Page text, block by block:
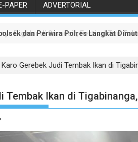
PAPER ADVERTORIAL
dan Perwira Polres Langkat
Digelar di Samosir, Festival Tao
Gerebek Judi Tembak Ikan di
Tembak Ikan di